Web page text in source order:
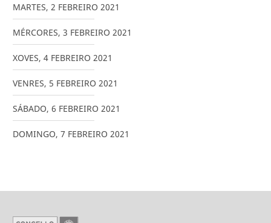
MARTES, 2 FEBREIRO 2021
MÉRCORES, 3 FEBREIRO 2021
XOVES, 4 FEBREIRO 2021
VENRES, 5 FEBREIRO 2021
SÁBADO, 6 FEBREIRO 2021
DOMINGO, 7 FEBREIRO 2021